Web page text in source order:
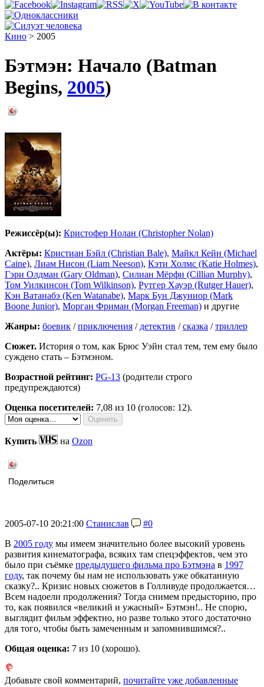
Кино > 2005
Бэтмэн: Начало (Batman
Begins, 2005)
Режиссёр(ы): Кристофер Нолан (Christopher Nolan)
Актёры: Кристиан Бэйл (Christian Bale), Майкл Кейн (Michael
Caine), Лиам Нисон (Liam Neeson), Кэти Холмс (Katie Holmes),
Гэри Олдман (Gary Oldman), Силиан Мёрфи (Cillian Murphy),
Том Уилкинсон (Tom Wilkinson), Рутгер Хауэр (Rutger Hauer),
Кэн Ватанабэ (Ken Watanabe), Марк Бун Джуниор (Mark
Boone Junior), Морган Фриман (Morgan Freeman) и другие
Жанры: боевик /приключения / детектив /сказка /триллер
Сюжет. История о том, как Брюс Уэйн стал тем, тем ему было
суждено стать – Бэтмэном.
Возрастной рейтинг: PG-13 (родители строго
предупреждаются)
Оценка посетителей: 7,08 из 10 (голосов: 12).
Купить на Ozon
Поделиться
2005-07-10 20:21:00 Станислав
#0
В 2005 году мы имеем значительно более высокий уровень
развития кинематографа, всяких там спецэффектов, чем это
было при съёмке предыдущего фильма про Бэтмэна в 1997
году, так почему бы нам не использовать уже обкатанную
сказку?.. Кризис новых сюжетов в Голливуде продолжается…
Всем надоели продолжения? Тогда снимем предысторию, про
то, как появился «великий и ужасный» Бэтмэн!.. Не спорю,
выглядит фильм эффектно, но разве только этого достаточно
для того, чтобы быть замеченным и запомнившимся?..
Общая оценка: 7 из 10 (хорошо).
Добавьте свой комментарий, почитайте уже добавленные